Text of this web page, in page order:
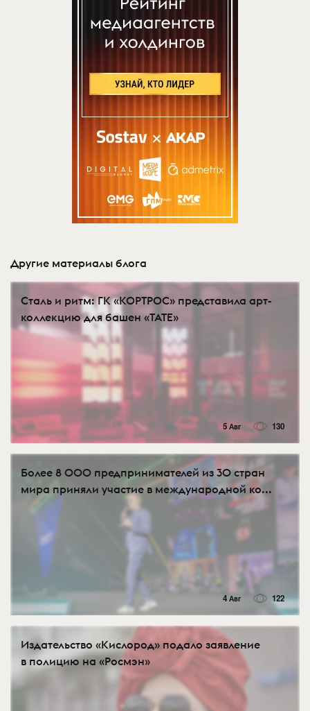
Другие материалы блога
Сталь и ритм: ГК «КОРТРОС» представила арт-
коллекцию для башен «TATE»
5 Авг 130
Более 8 000 предпринимателей из 30 стран
мира приняли участие в международной ко...
4 Авг 122
Издательство «Кислород» подало заявление
в полицию на «Росмэн»